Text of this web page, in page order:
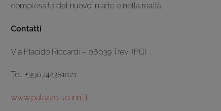
complessità del nuovo in arte e nella realtà.
Contatti
Via Placido Riccardi – 06039 Trevi (PG)
Tel. +390742381021
www.palazzolucarini.it